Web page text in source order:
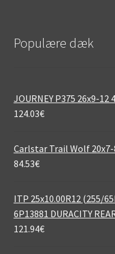
Populære dæk
JOURNEY P375 26x9-12
124.03€
Carlstar Trail Wolf 20x7-
84.53€
ITP 25x10.00R12 (255/
6P13881 DURACITY
121.94€